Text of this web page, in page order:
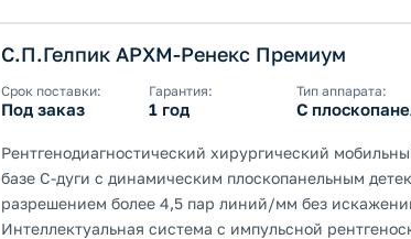
С.П.Гелпик АРХМ-Ренекс Премиум
Срок поставки:
Под заказ
Гарантия:
1 год
Тип аппарата:
С
Рентгенодиагностический хирургический
базе С-дуги с динамическим плоскопанельным
разрешением более 4,5 пар линий/мм без
Интеллектуальная система с импульсной